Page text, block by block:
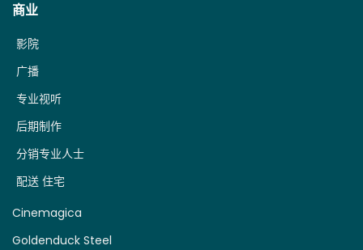
商业
配送 住宅
分销专业人士
后期制作
专业视听
广播
影院
Cinemagica
Goldenduck Steel